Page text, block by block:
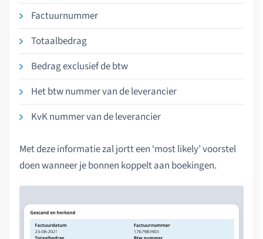
Factuurnummer
Totaalbedrag
Bedrag exclusief de btw
Het btw nummer van de leverancier
KvK nummer van de leverancier
Met deze informatie zal jortt een ‘most likely’ voorstel
doen wanneer je bonnen koppelt aan boekingen.